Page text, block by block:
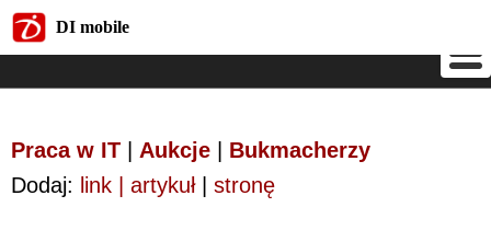
DI mobile
Praca w IT Aukcje
Bukmacherzy
Dodaj: link | artykuł| stronę
DI mobile